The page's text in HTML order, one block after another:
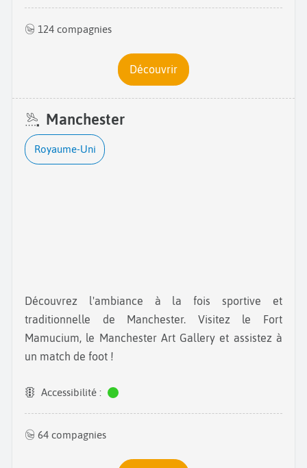
124 compagnies
Découvrir
Manchester
Royaume-Uni
Découvrez l'ambiance à la fois sportive et
traditionnelle de Manchester. Visitez le Fort
Mamucium, le Manchester Art Gallery et assistez à
un match de foot !
Accessibilité :
64 compagnies